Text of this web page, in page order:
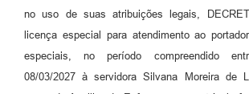
no uso de suas atribuições legais,
licença especial para atendimento ao
especiais, no período compreendido
08/03/2027 à servidora Silvana Moreira de